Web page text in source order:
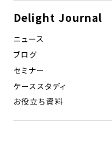
Delight Journal
ニュース
ブログ
セミナー
ケーススタディ
お役立ち資料